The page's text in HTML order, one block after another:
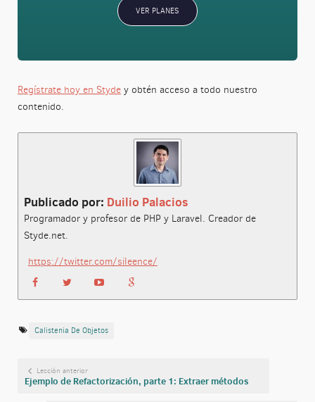
VER PLANES
Regístrate hoy en Stydey obtén acceso a todo nuestro
contenido.
Publicado por: Duilio Palacios
Programador y profesor de PHP y Laravel. Creador de
Styde.net.
https://twitter.com/sileence/
Calistenia De Objetos
Lección anterior
Ejemplo de Refactorización, parte 1: Extraer métodos